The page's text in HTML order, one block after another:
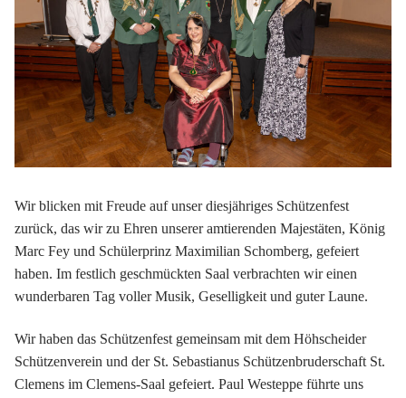
Wir blicken mit Freude auf unser diesjähriges Schützenfest
zurück, das wir zu Ehren unserer amtierenden Majestäten, König
Marc Fey und Schülerprinz Maximilian Schomberg, gefeiert
haben. Im festlich geschmückten Saal verbrachten wir einen
wunderbaren Tag voller Musik, Geselligkeit und guter Laune.
Wir haben das Schützenfest gemeinsam mit dem Höhscheider
Schützenverein und der St. Sebastianus Schützenbruderschaft St.
Clemens im Clemens-Saal gefeiert. Paul Westeppe führte uns